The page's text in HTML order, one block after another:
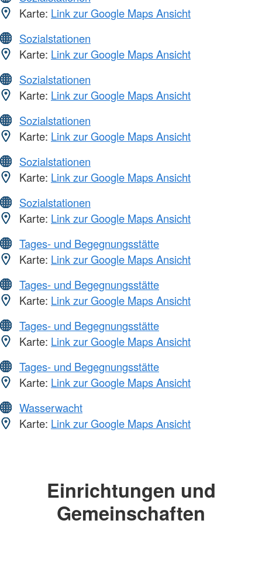
Karte: Link zur Google Maps Ansicht
Sozialstationen
Karte: Link zur Google Maps Ansicht
Sozialstationen
Karte: Link zur Google Maps Ansicht
Sozialstationen
Karte: Link zur Google Maps Ansicht
Sozialstationen
Karte: Link zur Google Maps Ansicht
Sozialstationen
Karte: Link zur Google Maps Ansicht
Tages- und Begegnungsstätte
Karte: Link zur Google Maps Ansicht
Tages- und Begegnungsstätte
Karte: Link zur Google Maps Ansicht
Tages- und Begegnungsstätte
Karte: Link zur Google Maps Ansicht
Tages- und Begegnungsstätte
Karte: Link zur Google Maps Ansicht
Wasserwacht
Karte: Link zur Google Maps Ansicht
Einrichtungen und
Gemeinschaften